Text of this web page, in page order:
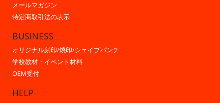
メールマガジン
特定商取引法の表示
BUSINESS
オリジナル刻印/焼印/シェイプパンチ
学校教材・イベント材料
OEM受付
HELP